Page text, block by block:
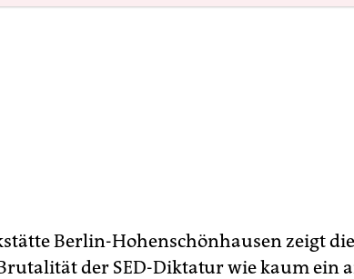
Berlin-Hohenschönhausen zeigt
der SED-Diktatur wie kaum ein